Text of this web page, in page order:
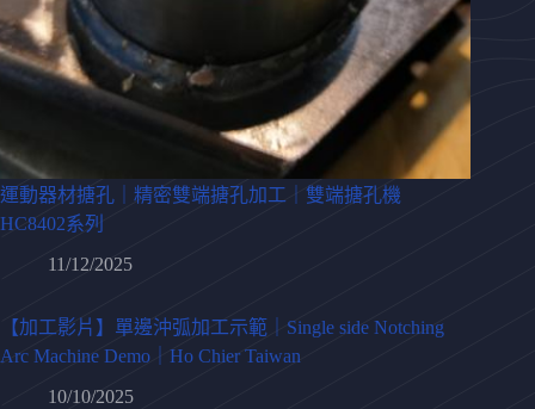
運動器材搪孔｜精密雙端搪孔加工｜雙端搪孔機
HC8402系列
11/12/2025
【加工影片】單邊沖弧加工示範｜Single side Notching
Arc Machine Demo｜Ho Chier Taiwan
10/10/2025